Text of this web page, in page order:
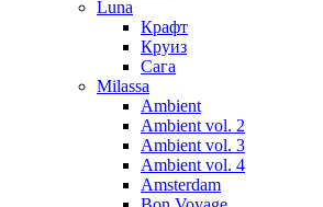
Luna
Крафт
Круиз
Сага
Milassa
Ambient
Ambient vol. 2
Ambient vol. 3
Ambient vol. 4
Amsterdam